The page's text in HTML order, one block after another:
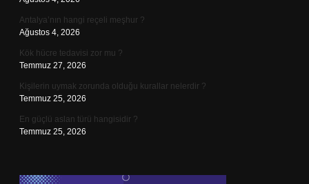
Antalya’nın hangi reçeli meşhur ?
Ağustos 4, 2026
Kök hücre tedavisi zor mu ?
Temmuz 27, 2026
Kişilerin uymak zorunda olduğu kurallar nelerdir ?
Temmuz 25, 2026
En güçlü aslan türü hangisidir ?
Temmuz 25, 2026